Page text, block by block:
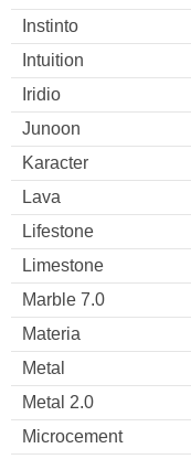
Instinto
Intuition
Iridio
Junoon
Karacter
Lava
Lifestone
Limestone
Marble 7.0
Materia
Metal
Metal 2.0
Microcement